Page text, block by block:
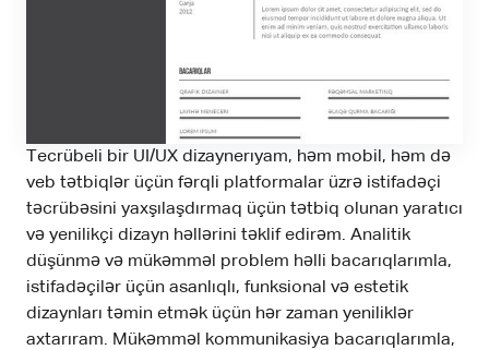
Tecrübeli bir UI/UX dizaynerıyam, həm mobil, həm də
veb tətbiqlər üçün fərqli platformalar üzrə istifadəçi
təcrübəsini yaxşılaşdırmaq üçün tətbiq olunan yaratıcı
və yenilikçi dizayn həllərini təklif edirəm. Analitik
düşünmə və mükəmməl problem həlli bacarıqlarımla,
istifadəçilər üçün asanlıqlı, funksional və estetik
dizaynları təmin etmək üçün hər zaman yeniliklər
axtarıram. Mükəmməl kommunikasiya bacarıqlarımla,